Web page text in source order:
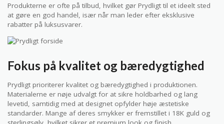
Produkterne er ofte på tilbud, hvilket gør Prydligt til et ideelt sted
at gøre en god handel, især når man leder efter eksklusive
rabatter på luksusvarer.
Fokus på kvalitet og bæredygtighed
Prydligt prioriterer kvalitet og bæredygtighed i produktionen.
Materialerne er nøje udvalgt for at sikre holdbarhed og lang
levetid, samtidig med at designet opfylder høje æstetiske
standarder. Mange af deres smykker er fremstillet i 18K guld og